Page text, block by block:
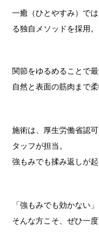
一癒（ひとやすみ）で
る独自メソッドを採用。
関節をゆるめることで
自然と表面の筋肉まで
施術は、厚生労働省認
タッフが担当。
強もみでも揉み返しが
「強もみでも効かない
そんな方こそ、ぜひ一度